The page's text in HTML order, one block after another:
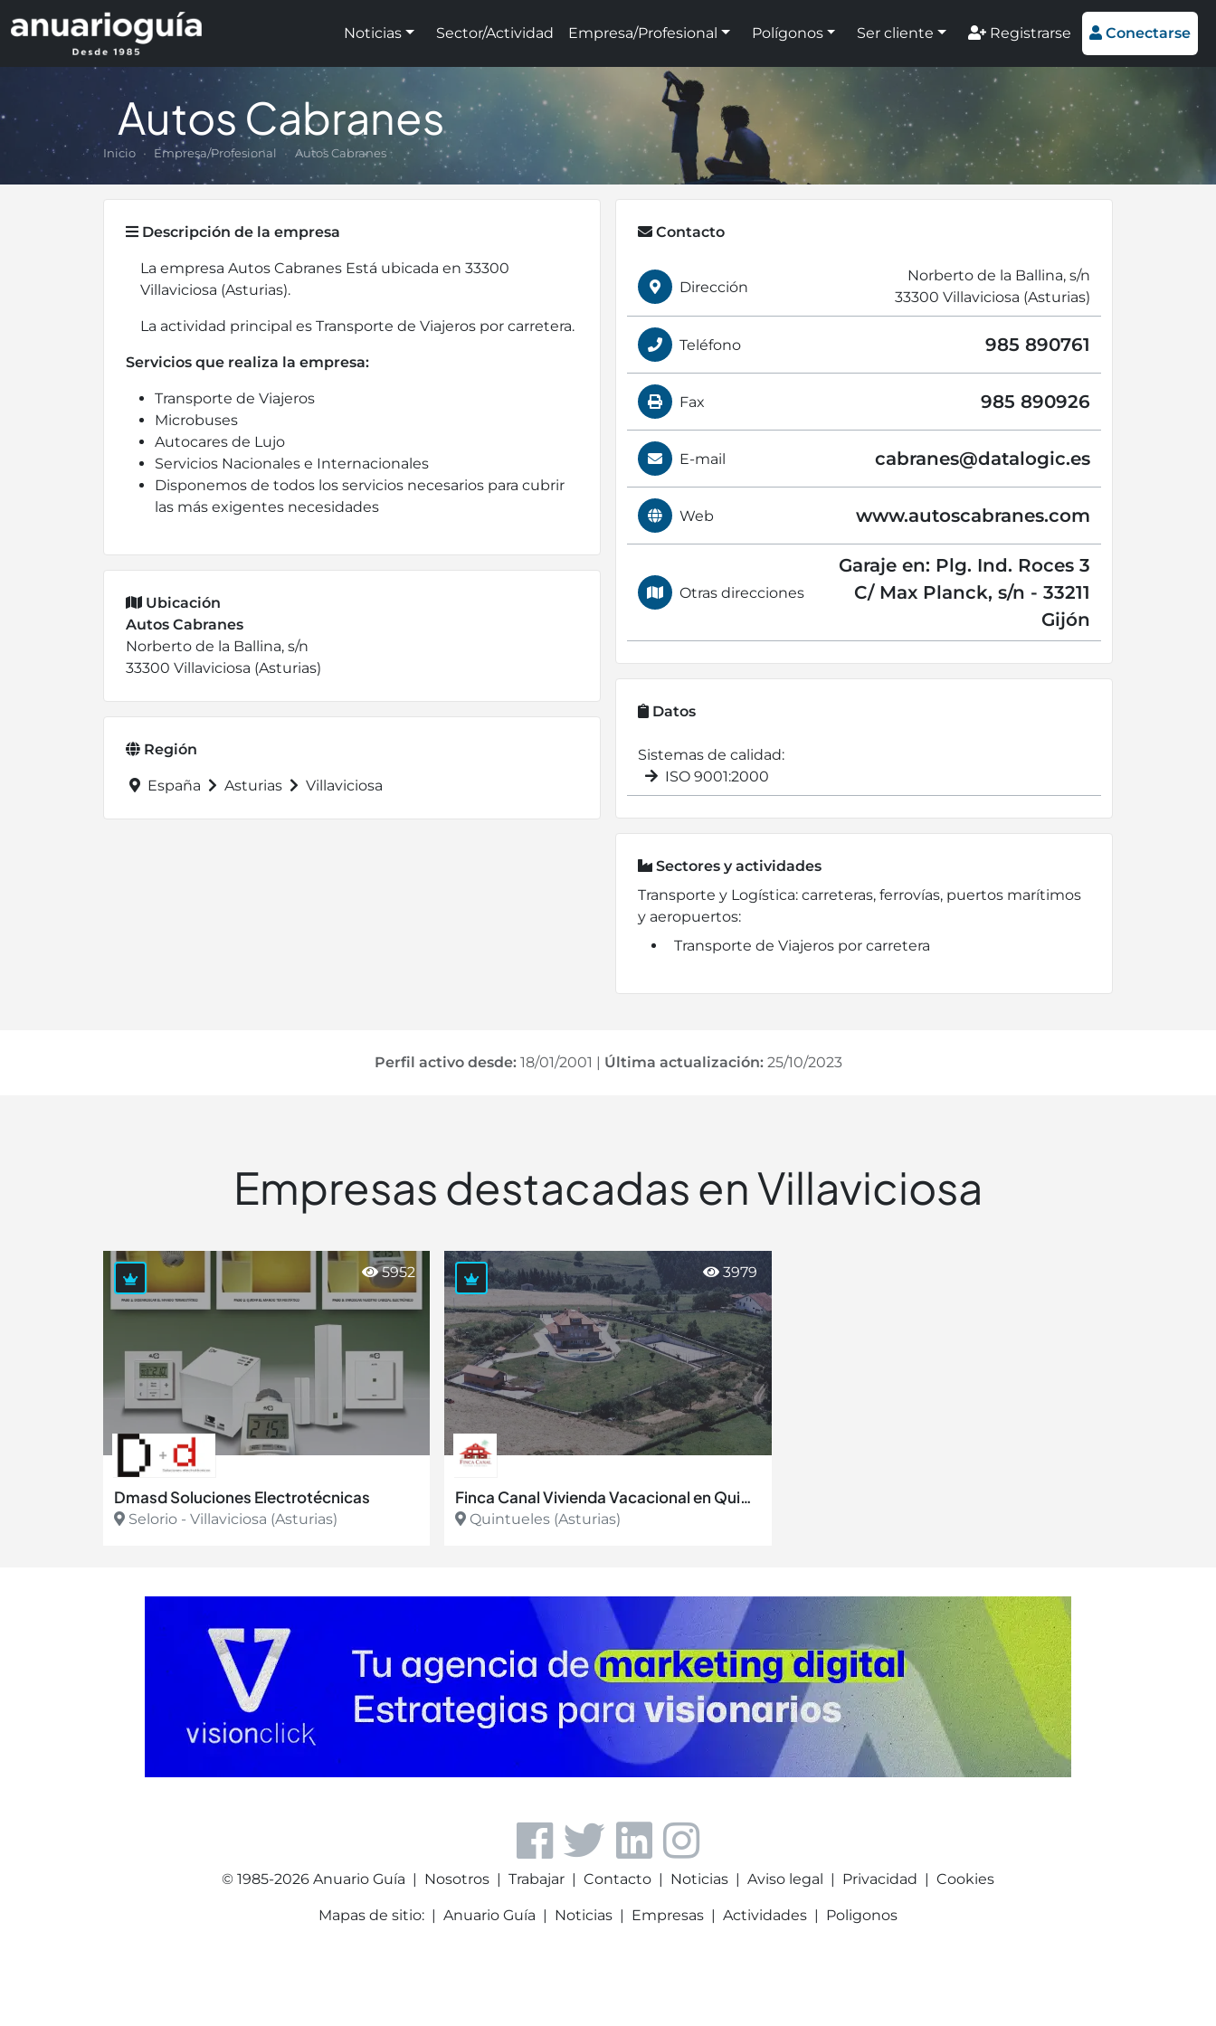
Noticias Sector/Actividad Empresa/Profesional Polígonos Ser cliente Registrarse Conectarse
Autos Cabranes
Inicio Empresa/Profesional Autos Cabranes
Descripción de la empresa
La empresa Autos Cabranes Está ubicada en 33300
Villaviciosa (Asturias).
La actividad principal es Transporte de Viajeros por carretera.
Servicios que realiza la empresa:
Transporte de Viajeros
Microbuses
Autocares de Lujo
Servicios Nacionales e Internacionales
Disponemos de todos los servicios necesarios para cubrir
las más exigentes necesidades
Ubicación
Autos Cabranes
Norberto de la Ballina, s/n
33300 Villaviciosa (Asturias)
Región
España Asturias Villaviciosa
Contacto
Dirección
Norberto de la Ballina, s/n
33300 Villaviciosa (Asturias)
Teléfono 985 890761
Fax 985 890926
E-mail cabranes@datalogic.es
Web www.autoscabranes.com
Otras direcciones
Garaje en: Plg. Ind. Roces 3
C/ Max Planck, s/n - 33211
Gijón
Datos
Sistemas de calidad:
ISO 9001:2000
Sectores y actividades
Transporte y Logística: carreteras, ferrovías, puertos marítimos
y aeropuertos:
Transporte de Viajeros por carretera
Perfil activo desde:18/01/2001 | Última actualización:25/10/2023
Empresas destacadas en Villaviciosa
Dmasd Soluciones Electrotécnicas
Selorio - Villaviciosa (Asturias)
5952
Finca Canal Vivienda Vacacional en Quintueles - Asturias
Quintueles (Asturias)
3979
© 1985-2026 Anuario Guía | Nosotros | Trabajar | Contacto | Noticias | Aviso legal | Privacidad | Cookies
Mapas de sitio: | Anuario Guía | Noticias | Empresas | Actividades | Poligonos